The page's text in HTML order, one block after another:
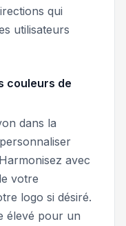
qui
utilisateurs
couleurs de
dans la
avec
votre
logo si désiré.
élevé pour un